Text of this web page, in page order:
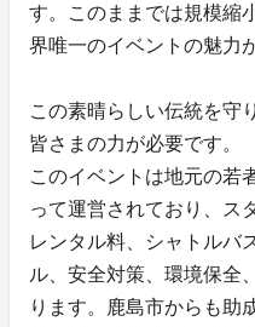
す。このままでは規模縮
界唯一のイベントの魅力
この素晴らしい伝統を守
皆さまの力が必要です。
このイベントは地元の若
って運営されており、ス
レンタル料、シャトルバ
ル、安全対策、環境保全
ります。鹿島市からも助